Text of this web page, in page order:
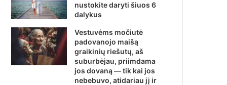
nustokite daryti šiuos 6
dalykus
Vestuvėms močiutė
padovanojo maišą
graikinių riešutų, aš
suburbėjau, priimdama
jos dovaną — tik kai jos
nebebuvo, atidariau jį ir